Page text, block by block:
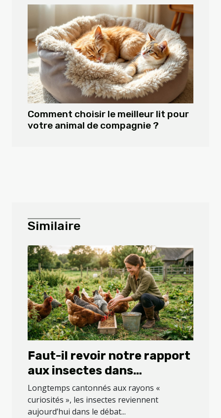
Comment choisir le meilleur lit pour
votre animal de compagnie ?
Similaire
Faut-il revoir notre rapport
aux insectes dans
l’alimentation animale ?
Longtemps cantonnés aux rayons «
curiosités », les insectes reviennent
aujourd’hui dans le débat...